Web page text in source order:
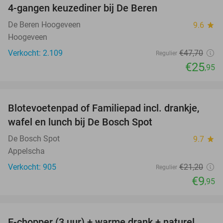
4-gangen keuzediner bij De Beren
De Beren Hoogeveen 9.6 star
Hoogeveen
Verkocht: 2.109
Regulier €47,70
€25,95
53%
Blotevoetenpad of Familiepad incl. drankje,
wafel en lunch bij De Bosch Spot
De Bosch Spot 9.7 star
Appelscha
Verkocht: 905
Regulier €21,20
€9,95